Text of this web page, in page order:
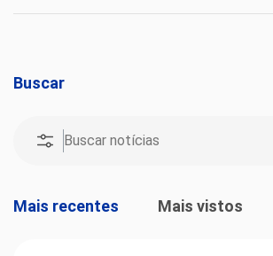
Buscar
Mais recentes Mais vistos